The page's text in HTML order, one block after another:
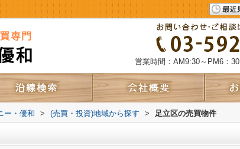
営業時間：AM9:30～PM6：30
ー・優和 > (売買・投資)地域から探す > 足立区の売買物件